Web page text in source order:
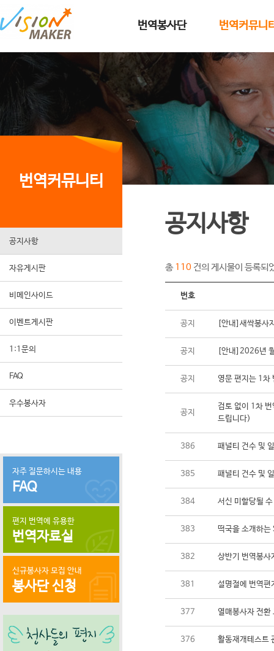
메인메뉴로 이동
메인메뉴 건너뛰고 본문으로 이동
번역봉사단 번역커뮤니
번역커뮤니티
공지사항
자유게시판
비메인사이드
이벤트게시판
1:1문의
FAQ
우수봉사자
자주 질문하시는 내용
FAQ
편지 번역에 유용한
번역자료실
신규봉사자 모집 안내
봉사단 신청
공지사항
총110 건의 게시물이 등록되
번호
공지 [안내]새싹봉사
공지 [안내]2026년
공지 영문 편지는 1
공지
검토 없이 1차
드립니다)
386 패널티 건수 및
385 패널티 건수 및
384 서신 미할당될
383 떡국을 소개하
382 상반기 번역봉사
381 설명절에 번역
377 열매봉사자 전
376 활동재개테스트